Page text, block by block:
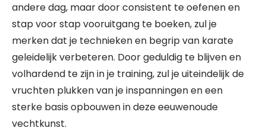
andere dag, maar door consistent te oefenen en
stap voor stap vooruitgang te boeken, zul je
merken dat je technieken en begrip van karate
geleidelijk verbeteren. Door geduldig te blijven en
volhardend te zijn in je training, zul je uiteindelijk de
vruchten plukken van je inspanningen en een
sterke basis opbouwen in deze eeuwenoude
vechtkunst.